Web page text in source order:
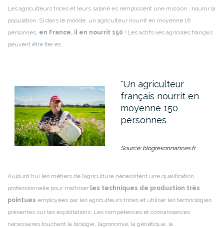
Les agriculteurs·trices et leurs salarié·es remplissent une mission : nourrir la
population. Si dans le monde, un agriculteur nourrit en moyenne 16
personnes, en France, il en nourrit 150 ! Les actifs·ves agricoles français
peuvent être fier·es.
Un agriculteur
français nourrit en
moyenne 150
personnes
Source: blogresonnances.fr
Aujourd’hui les métiers de l’agriculture nécessitent une qualification
professionnelle pour maîtriser les techniques de production très
pointues employées par les agriculteurs·trices et utiliser les technologies
présentes sur les exploitations. Les compétences et connaissances
nécessaires touchent la biologie, l’agronomie, la génétique, la